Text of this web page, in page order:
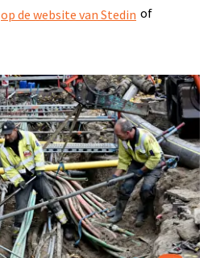
op de website van Stedin of